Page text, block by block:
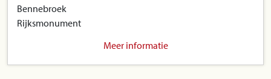
Bennebroek
Rijksmonument
Meer informatie